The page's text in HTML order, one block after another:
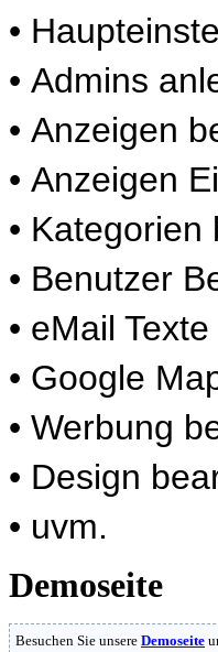
•
• Admins
• Anzeigen
• Anzeigen
• Kategorien
• Benutzer
• eMail
• Google
• Werbung
• Design
• uvm.
Demoseite
Besuchen Sie unsere Demoseite